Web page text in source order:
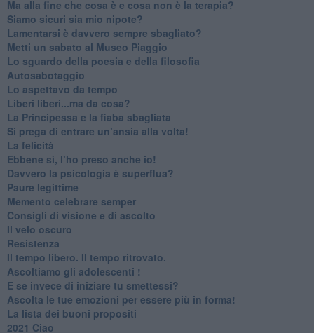
​Ma alla fine che cosa è e cosa non è la terapia?
​Siamo sicuri sia mio nipote?
​Lamentarsi è davvero sempre sbagliato?
​Metti un sabato al Museo Piaggio
​Lo sguardo della poesia e della filosofia
Autosabotaggio
​Lo aspettavo da tempo
​Liberi liberi...ma da cosa?
​La Principessa e la fiaba sbagliata
Si prega di entrare un’ansia alla volta!
​La felicità
​Ebbene sì, l’ho preso anche io!
​Davvero la psicologia è superflua?
Paure legittime
​Memento celebrare semper
​Consigli di visione e di ascolto
​Il velo oscuro
Resistenza
​Il tempo libero. Il tempo ritrovato.
Ascoltiamo gli adolescenti !
​E se invece di iniziare tu smettessi?
​Ascolta le tue emozioni per essere più in forma!
​La lista dei buoni propositi
2021 Ciao